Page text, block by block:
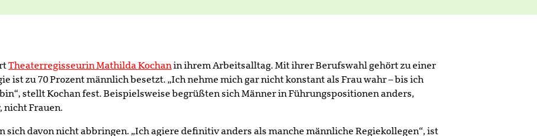
Theaterregisseurin Mathilda Kochanin ihrem Arbeitsalltag. Mit ihrer Berufswahl gehört zu einer
ist zu 70 Prozent männlich besetzt. „Ich nehme mich gar nicht konstant als Frau wahr – bis ich
stellt Kochan fest. Beispielsweise begrüßten sich Männer in Führungspositionen anders,
nicht Frauen.
sich davon nicht abbringen. „Ich agiere definitiv anders als manche männliche Regiekollegen“, ist